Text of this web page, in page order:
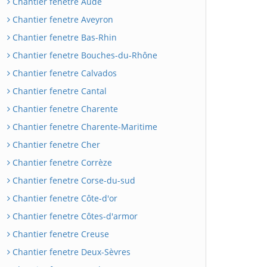
Chantier fenetre Aveyron
Chantier fenetre Bas-Rhin
Chantier fenetre Bouches-du-Rhône
Chantier fenetre Calvados
Chantier fenetre Cantal
Chantier fenetre Charente
Chantier fenetre Charente-Maritime
Chantier fenetre Cher
Chantier fenetre Corrèze
Chantier fenetre Corse-du-sud
Chantier fenetre Côte-d'or
Chantier fenetre Côtes-d'armor
Chantier fenetre Creuse
Chantier fenetre Deux-Sèvres